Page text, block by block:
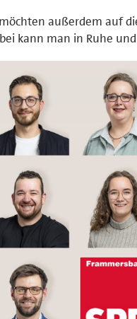
außerdem auf
kann man in Ruhe